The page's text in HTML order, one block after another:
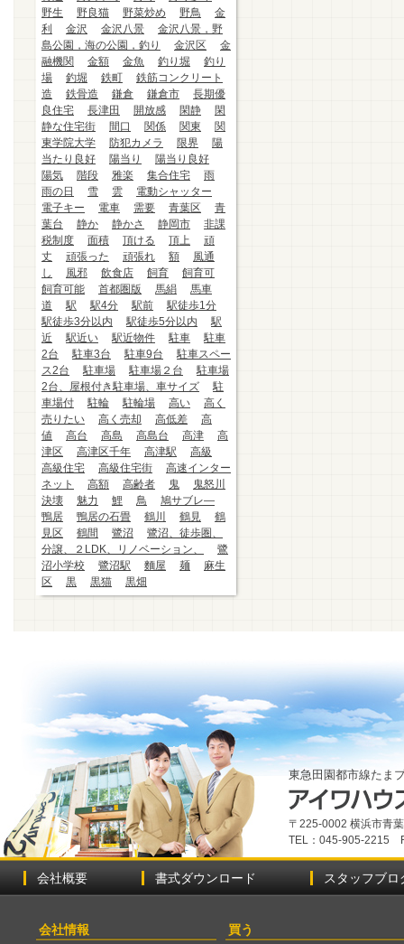
野生
野良猫 野菜炒め 野鳥
金
利
金沢 金沢八景
金沢八景，野
島公園，海の公園，釣り
金沢区
金
融機関
金額 金魚 釣り堀
釣り
場
釣堀 鉄町
鉄筋コンクリート
造
鉄骨造 鎌倉 鎌倉市
長期優
良住宅
長津田 開放感 閑静
閑
静な住宅街
間口 関係 関東
関
東学院大学
防犯カメラ 限界
陽
当たり良好
陽当り
陽当り良好
陽気
階段 雅楽 集合住宅
雨
雨の日
雪 雲
電動シャッター
電子キー
電車 需要 青葉区
青
葉台
静か 静かさ 静岡市
非課
税制度
面積 頂ける 頂上
頑
丈
頑張った 頑張れ 額
風通
し
風邪 飲食店 飼育
飼育可
飼育可能
首都圏版 馬絹
馬車
道
駅 駅4分 駅前
駅徒歩1分
駅徒歩3分以内
駅徒歩5分以内
駅
近
駅近い 駅近物件 駐車
駐車
2台
駐車3台 駐車9台
駐車スペー
ス2台
駐車場 駐車場２台
駐車場
2台、屋根付き駐車場、車サイズ
駐
車場付
駐輪 駐輪場 高い
高く
売りたい
高く売却 高低差
高
値
高台 高島 高島台 高津
高
津区
高津区千年 高津駅
高級
高級住宅
高級住宅街
高速インター
ネット
高額 高齢者 鬼
鬼怒川
決壊
魅力 鯉 鳥
鳩サブレ―
鴨居
鴨居の石畳 鶴川 鶴見
鶴
見区
鶴間 鷺沼
鷺沼、徒歩圏、
分譲、２LDK、リノベーション、
鷺
沼小学校
鷺沼駅 麵屋 麺
麻生
区
黒 黒猫 黒畑
東急田園都市線たま
〒225-0002 横浜市青
TEL：045-905-2215
会社概要 書式ダウンロード スタッフブロ
会社情報 買う